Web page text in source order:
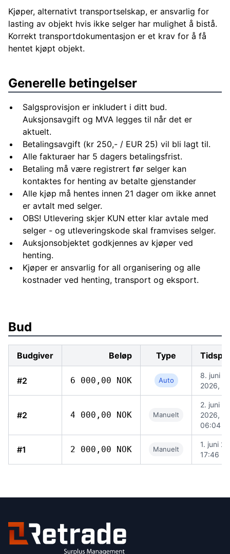
Kjøper, alternativt transportselskap, er ansvarlig for
lasting av objekt hvis ikke selger har mulighet å bistå.
Korrekt transportdokumentasjon er et krav for å få
hentet kjøpt objekt.
Generelle betingelser
Salgsprovisjon er inkludert i ditt bud.
Auksjonsavgift og MVA legges til når det er
aktuelt.
Betalingsavgift (kr 250,- / EUR 25) vil bli lagt til.
Alle fakturaer har 5 dagers betalingsfrist.
Betaling må være registrert før selger kan
kontaktes for henting av betalte gjenstander
Alle kjøp må hentes innen 21 dager om ikke annet
er avtalt med selger.
OBS! Utlevering skjer KUN etter klar avtale med
selger - og utleveringskode skal framvises selger.
Auksjonsobjektet godkjennes av kjøper ved
henting.
Kjøper er ansvarlig for all organisering og alle
kostnader ved henting, transport og eksport.
Bud
Budgiver Beløp Type
#2 6 000,00 NOK Auto
8. juni
2026,
#2 4 000,00 NOK Manuelt
2. juni
2026,
06:04
#1 2 000,00 NOK Manuelt
1. juni
17:46